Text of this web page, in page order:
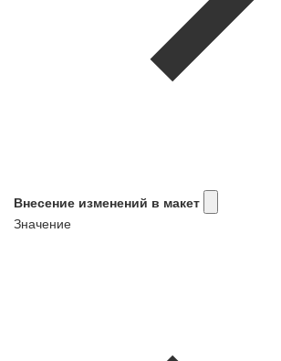
Внесение изменений в макет
Значение